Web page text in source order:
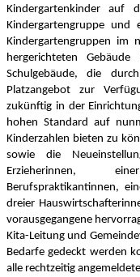
Kindergartenkinder auf
Kindergartengruppe
Kindergartengruppen im
hergerichteten
Schulgebäude, die
Platzangebot zur
zukünftig in der
hohen Standard auf
Kinderzahlen bieten zu
sowie die
Erzieherinnen,
Berufspraktikantinnen,
dreier
vorausgegangene
Kita-Leitung und
Bedarfe gedeckt werden
alle rechtzeitig